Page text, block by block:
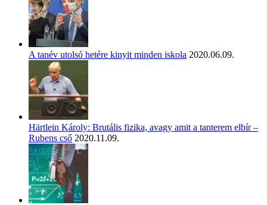
A tanév utolsó hetére kinyit minden iskola 2020.06.09.
Härtlein Károly: Brutális fizika, avagy amit a tanterem elbír –
Rubens cső 2020.11.09.